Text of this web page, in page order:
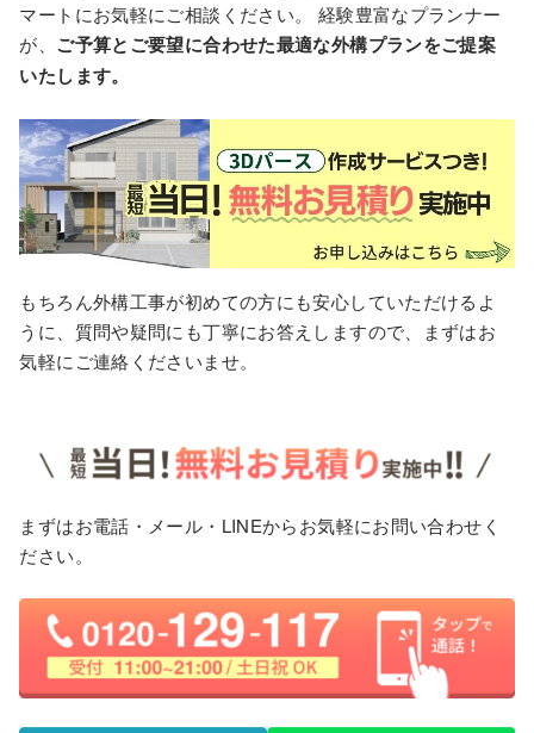
マートにお気軽にご相談ください。 経験豊富なプランナー
が、 ご予算とご要望に合わせた最適な外構プランをご提案
いたします。
もちろん外構工事が初めての方にも安心していただけるよ
うに、質問や疑問にも丁寧にお答えしますので、まずはお
気軽にご連絡くださいませ。
まずはお電話・メール・LINEからお気軽にお問い合わせく
ださい。